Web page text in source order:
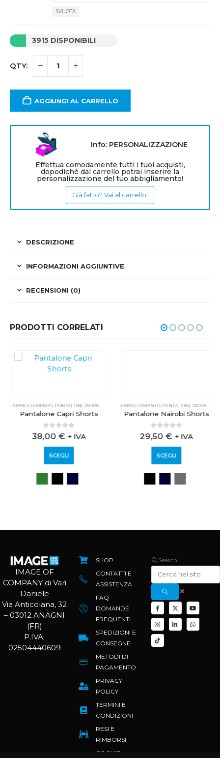
SVUOTA
3915 DISPONIBILI
AGGIUNGI AL CARRELLO
Info: PERSONALIZZAZIONE
Effettua comodamente tutti i tuoi acquisti,
dopodiché dal carrello potrai inserire la
personalizzazione del tuo abbigliamento!
Già fatto? Vai al carrello!
DESCRIZIONE
INFORMAZIONI AGGIUNTIVE
RECENSIONI (0)
PRODOTTI CORRELATI
ABBIGLIAMENTO,PANTALONI,WORKWEAR
Pantalone Capri Shorts
0 out of 5
38,00€ + IVA
SCEGLI
ABBIGLIAMENTO,PANTALONI,WORKWEAR
Pantalone Nairobi Shorts
0 out of 5
29,50 € + IVA
SCEGLI
IMAGE OF
COMPANY di Vari
Daniele
Via Anticolana, 32
– 03012 ANAGNI
(FR)
P.IVA:
02504440609
SHOP
CONTATTI E
ASSISTENZA
FAQ
DOMANDE
FREQUENTI
SPEDIZIONI E
CONSEGNE
METODI DI
PAGAMENTO
PRIVACY
POLICY
TERMINI E
CONDIZIONI
RESI E
RIMBORSI
COOKIE
Search